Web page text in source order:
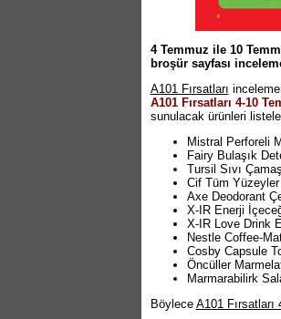
4 Temmuz ile 10
broşür sayfası
A101 Fırsatları
A101 Fırsatları 4-10
sunulacak ürünleri
Mistral Perforeli
Fairy Bulaşık
Tursil Sıvı
Cif Tüm
Axe Deodorant
X-IR Enerji
X-IR Love Drink
Nestle Coffee-
Cosby Capsule
Öncüller
Marmarabilirk
Böylece A101